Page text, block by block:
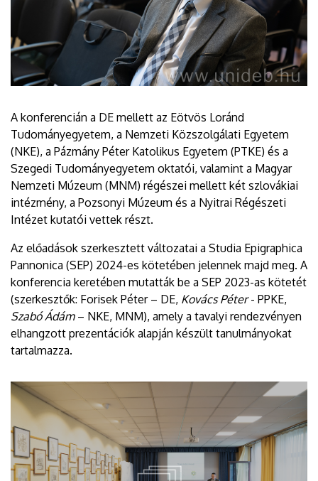
A konferencián a DE mellett az Eötvös Loránd
Tudományegyetem, a Nemzeti Közszolgálati Egyetem
(NKE), a Pázmány Péter Katolikus Egyetem (PTKE) és a
Szegedi Tudományegyetem oktatói, valamint a Magyar
Nemzeti Múzeum (MNM) régészei mellett két szlovákiai
intézmény, a Pozsonyi Múzeum és a Nyitrai Régészeti
Intézet kutatói vettek részt.
Az előadások szerkesztett változatai a Studia Epigraphica
Pannonica (SEP) 2024-es kötetében jelennek majd meg. A
konferencia keretében mutatták be a SEP 2023-as kötetét
(szerkesztők: Forisek Péter – DE, Kovács Péter- PPKE,
Szabó Ádám– NKE, MNM), amely a tavalyi rendezvényen
elhangzott prezentációk alapján készült tanulmányokat
tartalmazza.